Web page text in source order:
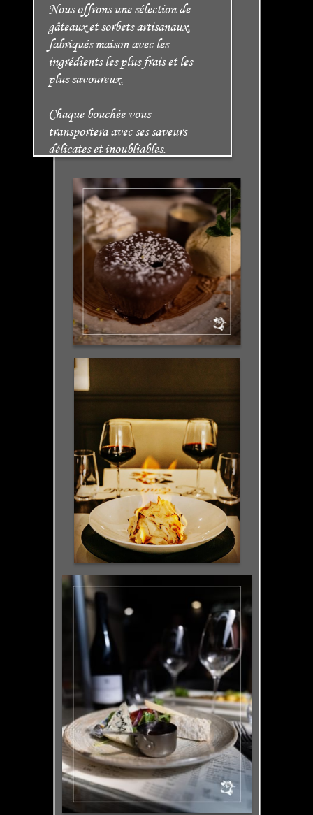
Nous offrons une sélection de
gâteaux et sorbets artisanaux,
fabriqués maison avec les
ingrédients les plus frais et les
plus savoureux.
Chaque bouchée vous
transportera avec ses saveurs
délicates et inoubliables.